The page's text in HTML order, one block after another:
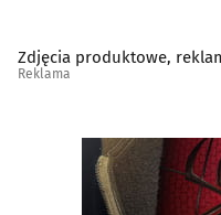
Zdjęcia produktowe,
Reklama